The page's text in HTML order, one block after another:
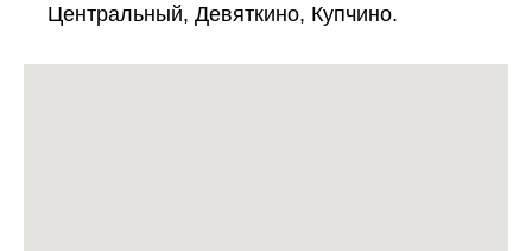
Центральный, Девяткино, Купчино.